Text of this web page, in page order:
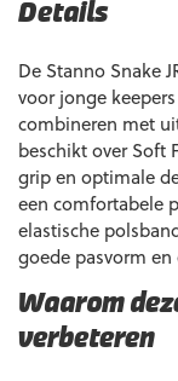
Details
De Stanno Snake
voor jonge
combineren met
beschikt over Soft
grip en optimale
een comfortabele
elastische
goede pasvorm
Waarom
verbeteren